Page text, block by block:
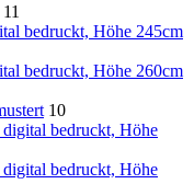
11
bedruckt, Höhe 245cm
bedruckt, Höhe 260cm
10
digital bedruckt, Höhe
digital bedruckt, Höhe